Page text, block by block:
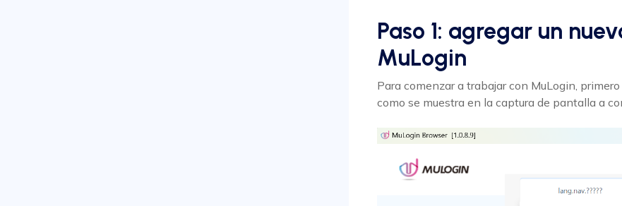
Paso 1: agregar un
MuLogin
Para comenzar a trabajar con MuLogin,
como se muestra en la captura de pantalla a